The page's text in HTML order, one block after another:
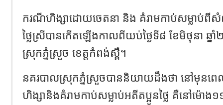
ករណីហិង្សាដោយចេតនា និង គំរាមកាប់សម្លាប់ពី
ថ្លៃស្រីបានកើតឡើងកាលពីយប់ថ្ងៃទី៨ ខែមិថុនា ឆ្
ស្រុកភ្នំស្រួច ខេត្តកំពង់ស្ពឺ។
នគរបាលស្រុកភ្នំស្រួចបាននិយាយដឹងថា នៅមុនពេល
ហិង្សានិងគំរាមកាប់សម្លាប់អតីតប្អូនថ្លៃ គឺនៅម៉ោង